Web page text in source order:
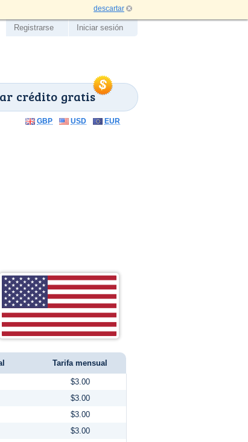
descartar
crédito gratis
Registrarse Iniciar sesión
GBP USD EUR
Tarifa mensual
$3.00
$3.00
$3.00
$3.00